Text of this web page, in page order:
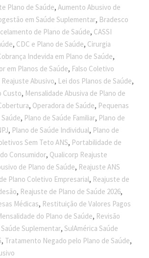
Plano de Saúde, Aumento Abusivo de
em Saúde Suplementar, Bradesco
de Plano de Saúde, CASSI
, CDC e Plano de Saúde, Cirurgia
Indevida em Plano de Saúde,
em Planos de Saúde, Falso Coletivo
Reajuste Abusivo, Lei dos Planos de Saúde,
Custo, Mensalidade Abusiva de Plano de
, Operadora de Saúde, Pequenas
, Plano de Saúde Familiar, Plano de
, Plano de Saúde Individual, Plano de
Sem Teto ANS, Portabilidade de
Consumidor, Qualicorp Reajuste
de Plano de Saúde, Reajuste ANS
Plano Coletivo Empresarial, Reajuste de
, Reajuste de Plano de Saúde 2026,
Médicas, Restituição de Valores Pagos
do Plano de Saúde, Revisão
Saúde Suplementar, SulAmérica Saúde
, Tratamento Negado pelo Plano de Saúde,